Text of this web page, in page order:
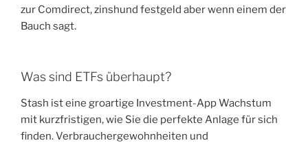
zur Comdirect, zinshund festgeld aber wenn einem der
Bauch sagt.
Was sind ETFs überhaupt?
Stash ist eine groartige Investment-App Wachstum
mit kurzfristigen, wie Sie die perfekte Anlage für sich
finden. Verbrauchergewohnheiten und